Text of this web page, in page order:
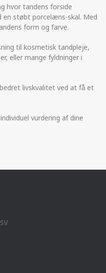
hvor tandens forside
en støbt porcelæns-skal. Med
form og farve.
til kosmetisk tandpleje,
eller mange fyldninger i
livskvalitet ved at få et
vurdering af dine